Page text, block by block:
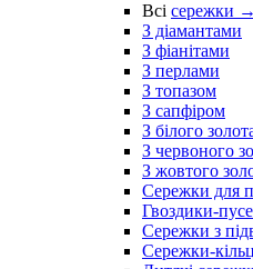
Всі сережки →
З діамантами
З фіанітами
З перлами
З топазом
З сапфіром
З білого
З червоного
З жовтого
Сережки для
Гвоздики-
Сережки з
Сережки-